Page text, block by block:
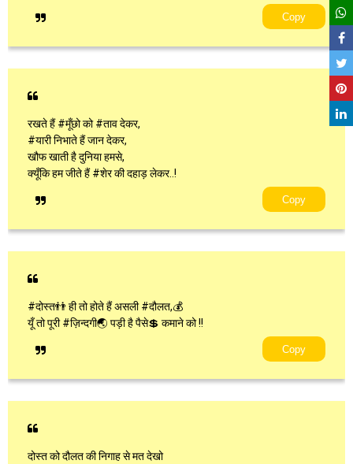
Copy
रखते हैं #मूँछो को #ताव देकर,
#यारी निभाते हैं जान देकर,
खौफ खाती है दुनिया हमसे,
क्यूँकि हम जीते हैं #शेर की दहाड़ लेकर..!
Copy
#दोस्त👬 ही तो होते हैं असली #दौलत,💰
यूँ तो पूरी #ज़िन्दगी🌏 पड़ी है पैसे💲 कमाने को !!
Copy
दोस्त को दौलत की निगाह से मत देखो